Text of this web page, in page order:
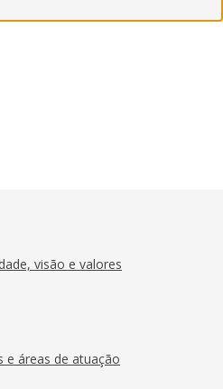
visão e valores
e áreas de atuação